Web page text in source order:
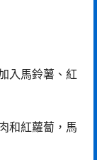
入馬鈴薯、紅
和紅蘿蔔，馬